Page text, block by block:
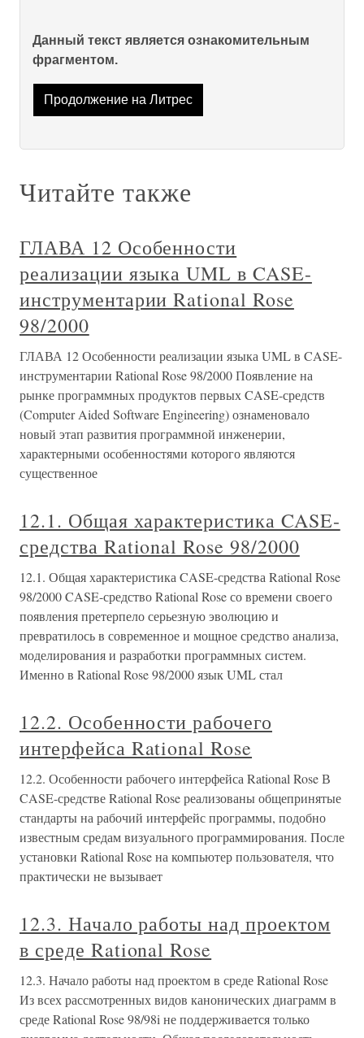
Данный текст является ознакомительным
фрагментом.
Продолжение на Литрес
Читайте также
ГЛАВА 12 Особенности
реализации языка UML в CASE-
инструментарии Rational Rose
98/2000
ГЛАВА 12 Особенности реализации языка UML в CASE-
инструментарии Rational Rose 98/2000 Появление на
рынке программных продуктов первых CASE-средств
(Computer Aided Software Engineering) ознаменовало
новый этап развития программной инженерии,
характерными особенностями которого являются
существенное
12.1. Общая характеристика CASE-
средства Rational Rose 98/2000
12.1. Общая характеристика CASE-средства Rational Rose
98/2000 CASE-средство Rational Rose со времени своего
появления претерпело серьезную эволюцию и
превратилось в современное и мощное средство анализа,
моделирования и разработки программных систем.
Именно в Rational Rose 98/2000 язык UML стал
12.2. Особенности рабочего
интерфейса Rational Rose
12.2. Особенности рабочего интерфейса Rational Rose В
CASE-средстве Rational Rose реализованы общепринятые
стандарты на рабочий интерфейс программы, подобно
известным средам визуального программирования. После
установки Rational Rose на компьютер пользователя, что
практически не вызывает
12.3. Начало работы над проектом
в среде Rational Rose
12.3. Начало работы над проектом в среде Rational Rose
Из всех рассмотренных видов канонических диаграмм в
среде Rational Rose 98/98i не поддерживается только